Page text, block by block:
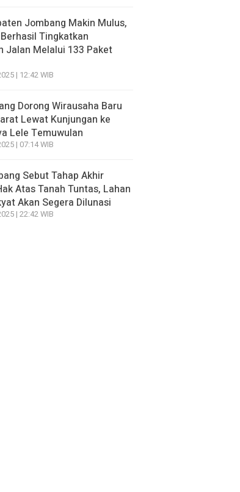
Jombang Makin Mulus,
Berhasil Tingkatkan
Jalan Melalui 133 Paket
| 12:42 WIB
Dorong Wirausaha Baru
Lewat Kunjungan ke
Lele Temuwulan
| 07:14 WIB
Sebut Tahap Akhir
Atas Tanah Tuntas, Lahan
Akan Segera Dilunasi
| 22:42 WIB